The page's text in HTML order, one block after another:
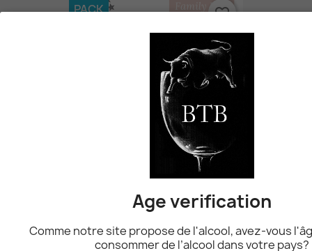
190,00 CHF
PACK favorite_border
Age verification
Comme notre site propose de l'alcool, avez-vous
consommer de l’alcool dans votre pays?